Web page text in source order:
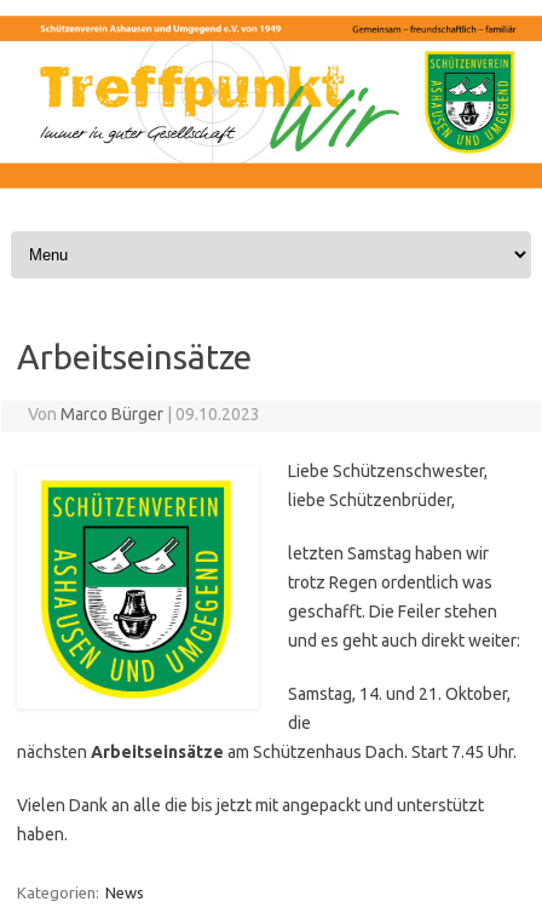
Skip to content
Arbeitseinsätze
Von Marco Bürger 09.10.2023
Liebe Schützenschwester,
liebe Schützenbrüder,
letzten Samstag haben wir
trotz Regen ordentlich was
geschafft. Die Feiler stehen
und es geht auch direkt weiter:
Samstag, 14. und 21. Oktober,
die
nächsten Arbeitseinsätze am Schützenhaus Dach. Start 7.45 Uhr.
Vielen Dank an alle die bis jetzt mit angepackt und unterstützt
haben.
Kategorien: News